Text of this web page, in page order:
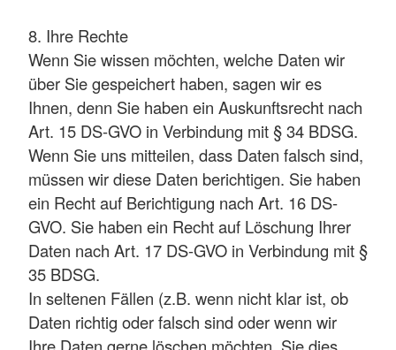
8. Ihre Rechte
Wenn Sie wissen möchten, welche Daten wir
über Sie gespeichert haben, sagen wir es
Ihnen, denn Sie haben ein Auskunftsrecht nach
Art. 15 DS-GVO in Verbindung mit § 34 BDSG.
Wenn Sie uns mitteilen, dass Daten falsch sind,
müssen wir diese Daten berichtigen. Sie haben
ein Recht auf Berichtigung nach Art. 16 DS-
GVO. Sie haben ein Recht auf Löschung Ihrer
Daten nach Art. 17 DS-GVO in Verbindung mit §
35 BDSG.
In seltenen Fällen (z.B. wenn nicht klar ist, ob
Daten richtig oder falsch sind oder wenn wir